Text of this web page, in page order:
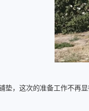
垫，这次的准备工作不再